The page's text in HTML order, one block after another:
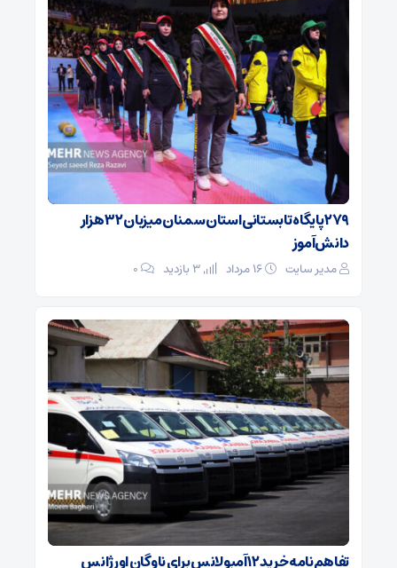
۲۷۹ پایگاه تابستانی استان سمنان میزبان ۳۲ هزار
دانش‌آموز
مدیر سایت ۰
تفاهم‌نامه خرید ۱۲ آمبولانس برای ناوگان اورژانس